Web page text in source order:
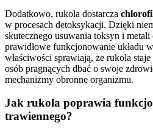
Dodatkowo, rukola dostarcza
w procesach detoksykacji. Dzięki
skutecznego usuwania toksyn i
prawidłowe funkcjonowanie układu
właściwości sprawiają, że rukola
osób pragnących dbać o swoje
mechanizmy obronne organizmu.
Jak rukola poprawia
trawiennego?